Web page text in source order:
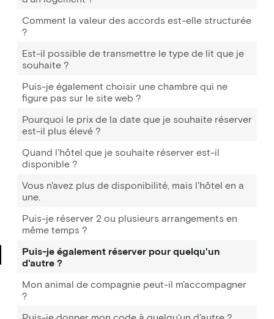
Comment la valeur des accords est-elle structurée
?
Est-il possible de transmettre le type de lit que je
souhaite ?
Puis-je également choisir une chambre qui ne
figure pas sur le site web ?
Pourquoi le prix de la date que je souhaite réserver
est-il plus élevé ?
Quand l'hôtel que je souhaite réserver est-il
disponible ?
Vous n'avez plus de disponibilité, mais l'hôtel en a
une.
Puis-je réserver 2 ou plusieurs arrangements en
même temps ?
Puis-je également réserver pour quelqu'un
d'autre ?
Mon animal de compagnie peut-il m'accompagner
?